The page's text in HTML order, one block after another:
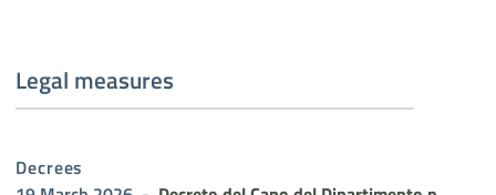
Legal measures
Decrees